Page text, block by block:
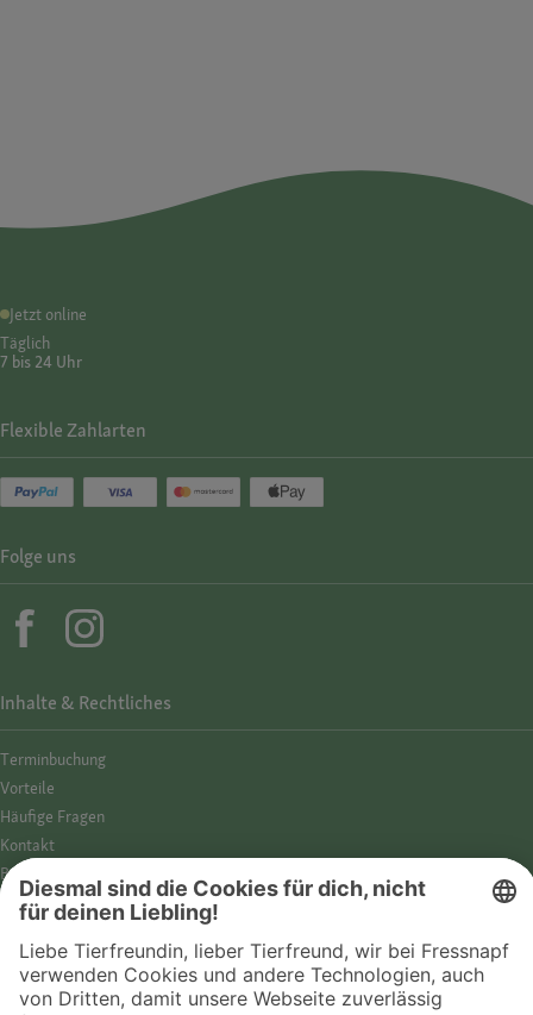
Jetzt online
Täglich
7 bis 24 Uhr
Inhalte & Rechtliches
Termin­buchung
Vorteile
Häufige Fragen
Kontakt
Barrierefreiheit
Impressum
Cookies
AGB
Flexible Zahlarten
Folge uns